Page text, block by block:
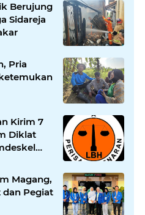
Berujung
Sidareja
Pria
Kirim 7
Diklat
Magang,
dan Pegiat